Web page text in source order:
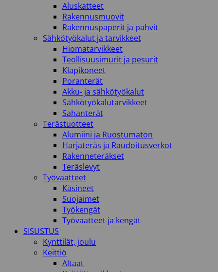
Aluskatteet
Rakennusmuovit
Rakennuspaperit ja pahvit
Sähkötyökalut ja tarvikkeet
Hiomatarvikkeet
Teollisuusimurit ja pesurit
Klapikoneet
Poranterät
Akku- ja sähkötyökalut
Sähkötyökalutarvikkeet
Sahanterät
Terästuotteet
Alumiini ja Ruostumaton
Harjateräs ja Raudoitusverkot
Rakenneteräkset
Teräslevyt
Työvaatteet
Käsineet
Suojaimet
Työkengät
Työvaatteet ja kengät
SISUSTUS
Kynttilät, joulu
Keittiö
Altaat